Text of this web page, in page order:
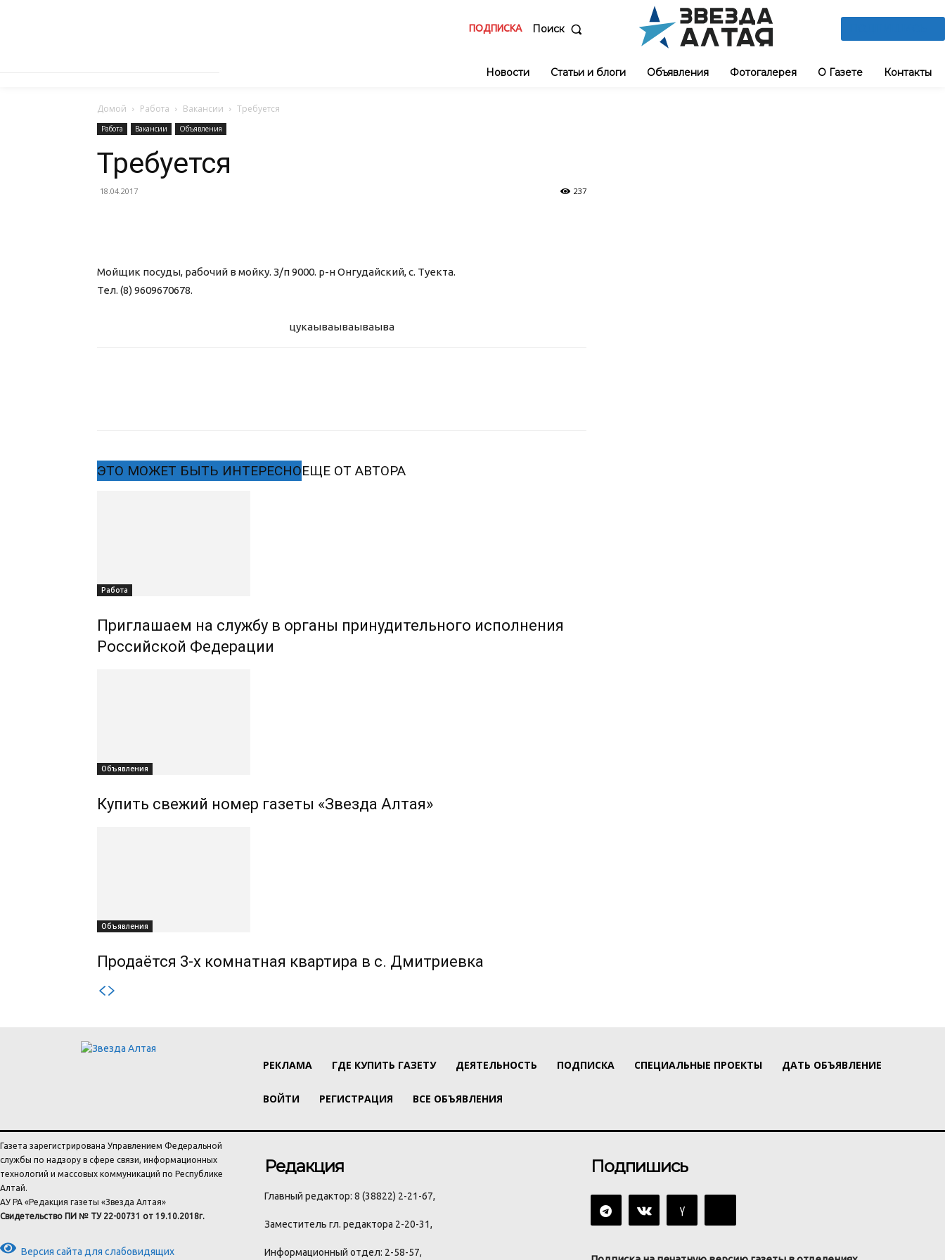
ПОДПИСКА Поиск
Новости Статьи и блоги Объявления Фотогалерея О Газете Контакты
Домой Работа Вакансии Требуется
Работа Вакансии Объявления
Требуется
18.04.2017 237
Мойщик посуды, рабочий в мойку. З/п 9000. р-н Онгудайский, с. Туекта.
Тел. (8) 9609670678.
цукаываываываыва
ЭТО МОЖЕТ БЫТЬ ИНТЕРЕСНОЕЩЕ ОТ АВТОРА
Работа
Приглашаем на службу в органы принудительного исполнения
Российской Федерации
Объявления
Купить свежий номер газеты «Звезда Алтая»
Объявления
Продаётся 3-х комнатная квартира в с. Дмитриевка
РЕКЛАМА ГДЕ КУПИТЬ ГАЗЕТУ ДЕЯТЕЛЬНОСТЬ ПОДПИСКА СПЕЦИАЛЬНЫЕ ПРОЕКТЫ ДАТЬ ОБЪЯВЛЕНИЕ
ВОЙТИ РЕГИСТРАЦИЯ ВСЕ ОБЪЯВЛЕНИЯ
Газета зарегистрирована Управлением Федеральной
службы по надзору в сфере связи, информационных
технологий и массовых коммуникаций по Республике
Алтай.
АУ РА «Редакция газеты «Звезда Алтая»
Свидетельство ПИ № ТУ 22-00731 от 19.10.2018г.
Версия сайта для слабовидящих
Редакция
Главный редактор: 8 (38822) 2-21-67,
Заместитель гл. редактора 2-20-31,
Информационный отдел: 2-58-57,
Подпишись